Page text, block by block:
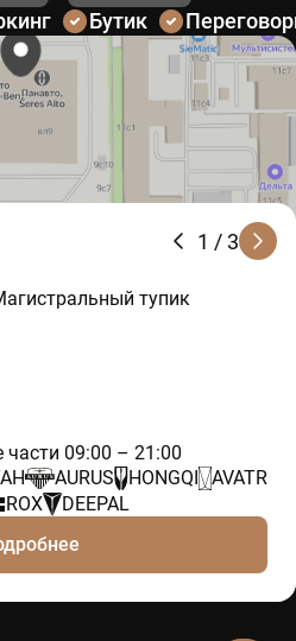
Бутик
1 / 3
тупик
09:00 – 21:00
AURUS HONGQI
AVATR
ROX
DEEPAL